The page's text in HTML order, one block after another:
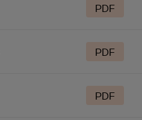
PDF
PDF
PDF